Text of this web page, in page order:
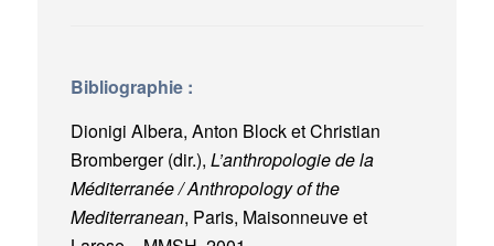
Bibliographie :
Dionigi Albera, Anton Block et Christian
Bromberger (dir.), L’anthropologie de la
Méditerranée / Anthropology of the
Mediterranean, Paris, Maisonneuve et